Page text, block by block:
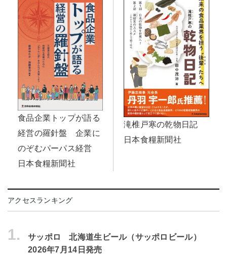
食品企業トップが語る
経営の羅針盤 企業に
のぞむパーパス経営
日本食糧新聞社
滝椎戸寒の乾物日記
日本食糧新聞社
アクセスランキング
1.
サッポロ 北海道生ビール（サッポロビール）
2026年7月14日発売